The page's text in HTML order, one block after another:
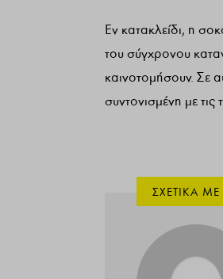
Εν κατακλείδι, η
του σύγχρονου
καινοτομήσουν. Σε
συντονισμένη με τις